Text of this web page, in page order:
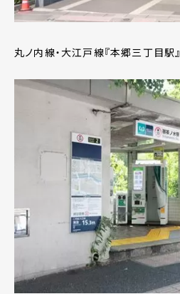
丸ノ内線・大江戸線『本郷三丁目駅』